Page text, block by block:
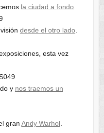
la ciudad a fondo
desde el otro lado
esta vez
y nos traemos un
gran Andy Warhol.